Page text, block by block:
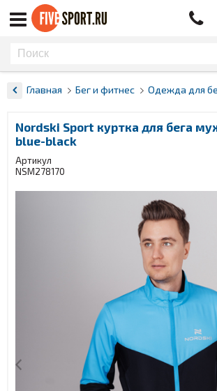
Главная Бег и фитнес Одежда для
Nordski Sport куртка для бега
blue-black
Артикул
NSM278170